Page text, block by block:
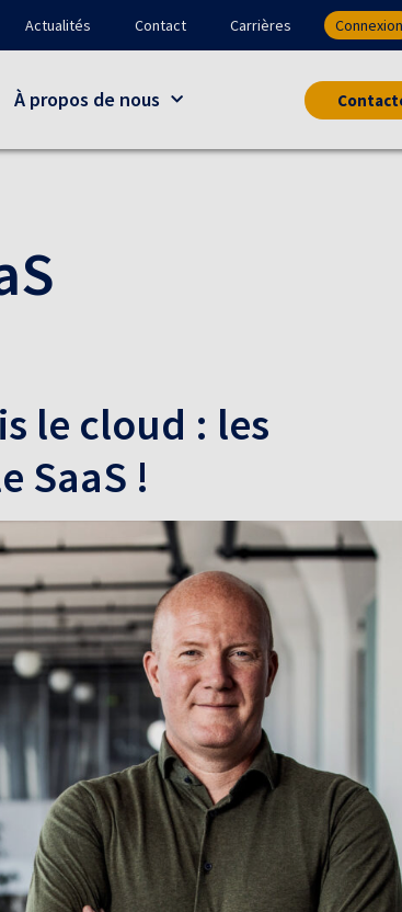
Actualités Contact Carrières Connexion
À propos de nous
le cloud : les
SaaS !